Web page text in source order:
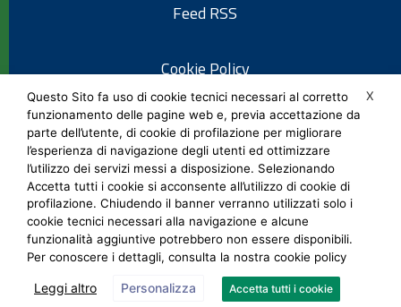
Feed RSS
Cookie Policy
Informativa privacy
Note legali
Social Media Policy
X
Questo Sito fa uso di cookie tecnici necessari al corretto
funzionamento delle pagine web e, previa accettazione da
parte dell’utente, di cookie di profilazione per migliorare
l’esperienza di navigazione degli utenti ed ottimizzare
l’utilizzo dei servizi messi a disposizione. Selezionando
Accetta tutti i cookie si acconsente all’utilizzo di cookie di
profilazione. Chiudendo il banner verranno utilizzati solo i
cookie tecnici necessari alla navigazione e alcune
funzionalità aggiuntive potrebbero non essere disponibili.
Per conoscere i dettagli, consulta la nostra cookie policy
Leggi altro Personalizza Accetta tutti i cookie